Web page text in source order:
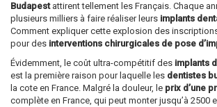
Budapestattirent tellement les Français. Chaque
plusieurs milliers à faire réaliser leurs implants
Comment expliquer cette explosion des
pour des interventions chirurgicales de pose
Évidemment, le coût ultra-compétitif des implants
est la première raison pour laquelle les dentistes
la cote en France. Malgré la douleur, le prix d’une
complète en France, qui peut monter jusqu’à 2500